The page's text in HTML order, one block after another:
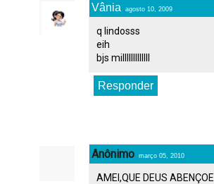
Vânia agosto 10, 2009
q lindosss
eih
bjs milllllllllllll
Responder
Anônimo março 05, 2010
AMEI,QUE DEUS ABENÇOE.